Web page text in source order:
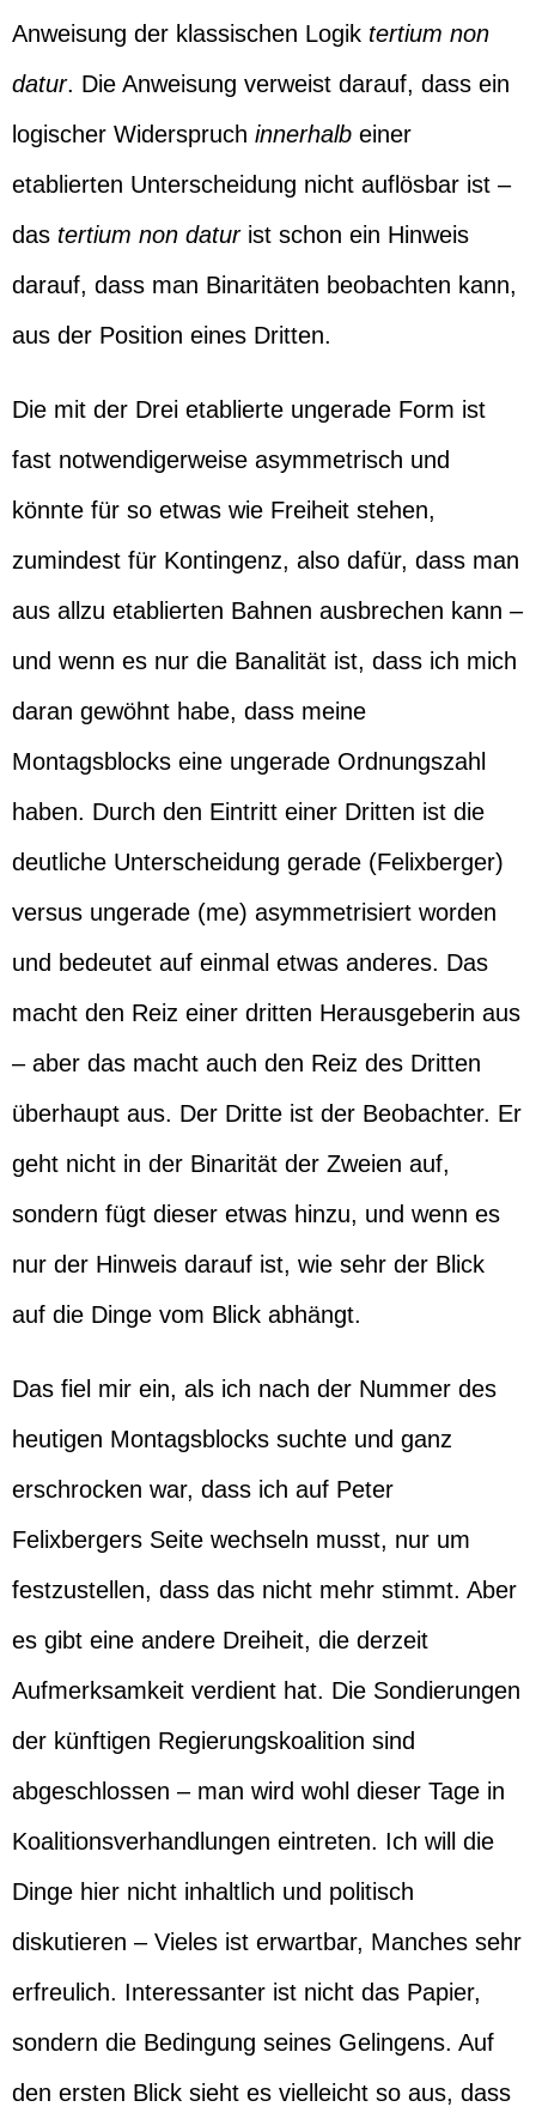
Anweisung der klassischen Logik tertium non
datur. Die Anweisung verweist darauf, dass ein
logischer Widerspruch innerhalb einer
etablierten Unterscheidung nicht auflösbar ist –
das tertium non daturist schon ein Hinweis
darauf, dass man Binaritäten beobachten kann,
aus der Position eines Dritten.
Die mit der Drei etablierte ungerade Form ist
fast notwendigerweise asymmetrisch und
könnte für so etwas wie Freiheit stehen,
zumindest für Kontingenz, also dafür, dass man
aus allzu etablierten Bahnen ausbrechen kann –
und wenn es nur die Banalität ist, dass ich mich
daran gewöhnt habe, dass meine
Montagsblocks eine ungerade Ordnungszahl
haben. Durch den Eintritt einer Dritten ist die
deutliche Unterscheidung gerade (Felixberger)
versus ungerade (me) asymmetrisiert worden
und bedeutet auf einmal etwas anderes. Das
macht den Reiz einer dritten Herausgeberin aus
– aber das macht auch den Reiz des Dritten
überhaupt aus. Der Dritte ist der Beobachter. Er
geht nicht in der Binarität der Zweien auf,
sondern fügt dieser etwas hinzu, und wenn es
nur der Hinweis darauf ist, wie sehr der Blick
auf die Dinge vom Blick abhängt.
Das fiel mir ein, als ich nach der Nummer des
heutigen Montagsblocks suchte und ganz
erschrocken war, dass ich auf Peter
Felixbergers Seite wechseln musst, nur um
festzustellen, dass das nicht mehr stimmt. Aber
es gibt eine andere Dreiheit, die derzeit
Aufmerksamkeit verdient hat. Die Sondierungen
der künftigen Regierungskoalition sind
abgeschlossen – man wird wohl dieser Tage in
Koalitionsverhandlungen eintreten. Ich will die
Dinge hier nicht inhaltlich und politisch
diskutieren – Vieles ist erwartbar, Manches sehr
erfreulich. Interessanter ist nicht das Papier,
sondern die Bedingung seines Gelingens. Auf
den ersten Blick sieht es vielleicht so aus, dass